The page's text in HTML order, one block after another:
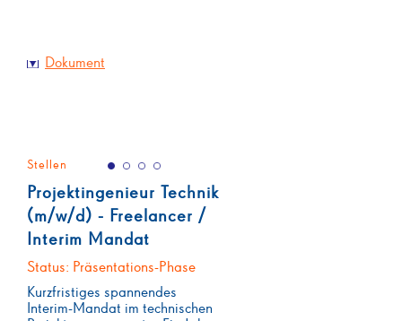
Dokument
Stellen
Projektingenieur Technik
(m/w/d) - Freelancer /
Interim Mandat
Status: Präsentations-Phase
Kurzfristiges spannendes
Interim-Mandat im technischen